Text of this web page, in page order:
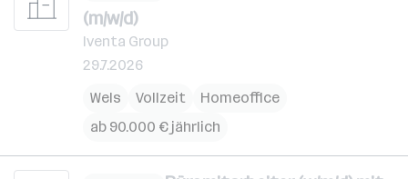
(m/w/d)
Iventa Group
29.7.2026
Wels
Vollzeit
Homeoffice
ab 90.000 € jährlich